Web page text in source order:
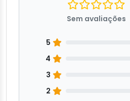
Sem avaliações
5
4
3
2